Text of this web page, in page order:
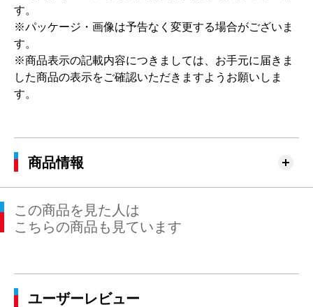
す。
※パッケージ・画像は予告なく変更する場合がございま
す。
※商品表示の記載内容につきましては、お手元に届きま
した商品の表示をご確認いただきますようお願いしま
す。
商品情報
この商品を見た人は
こちらの商品も見ています
ユーザーレビュー